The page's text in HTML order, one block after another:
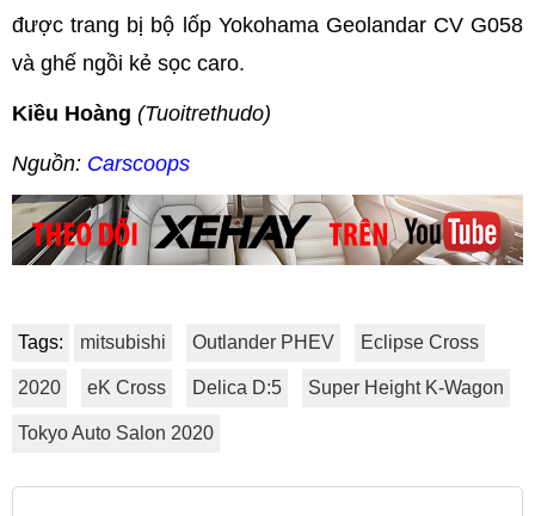
được trang bị bộ lốp Yokohama Geolandar CV G058
và ghế ngồi kẻ sọc caro.
Kiều Hoàng (Tuoitrethudo)
Nguồn: Carscoops
Tags: mitsubishi Outlander PHEV Eclipse Cross
2020 eK Cross Delica D:5 Super Height K-Wagon
Tokyo Auto Salon 2020